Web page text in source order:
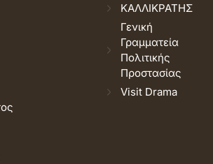
ΚΑΛΛΙΚΡΑΤΗΣ
Γενική
Γραμματεία
Πολιτικής
Προστασίας
Visit Drama